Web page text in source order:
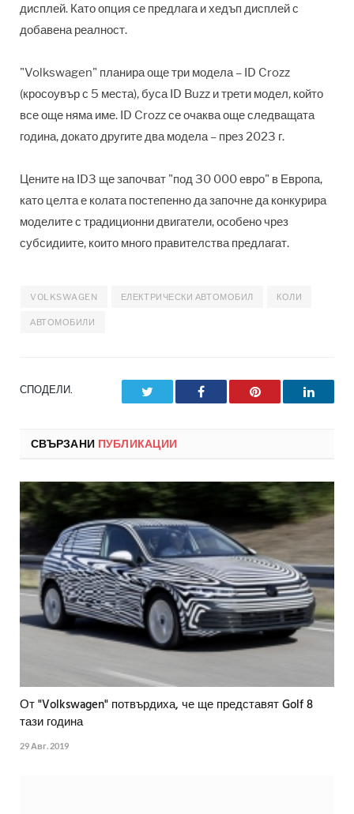
дисплей. Като опция се предлага и хедъп дисплей с
добавена реалност.
"Volkswagen" планира още три модела – ID Crozz
(кросоувър с 5 места), буса ID Buzz и трети модел, който
все още няма име. ID Crozz се очаква още следващата
година, докато другите два модела – през 2023 г.
Цените на ID3 ще започват "под 30 000 евро" в Европа,
като целта е колата постепенно да започне да конкурира
моделите с традиционни двигатели, особено чрез
субсидиите, които много правителства предлагат.
VOLKSWAGEN ЕЛЕКТРИЧЕСКИ АВТОМОБИЛ КОЛИ
АВТОМОБИЛИ
СПОДЕЛИ. Facebook Pinterest
СВЪРЗАНИ ПУБЛИКАЦИИ
От "Volkswagen" потвърдиха, че ще представят Golf 8
тази година
29 Авг. 2019